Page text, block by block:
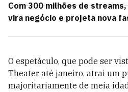
Com 300 milhões de
vira negócio e projeta nova
O espetáculo, que pode ser
Theater até janeiro, atrai um
majoritariamente de meia